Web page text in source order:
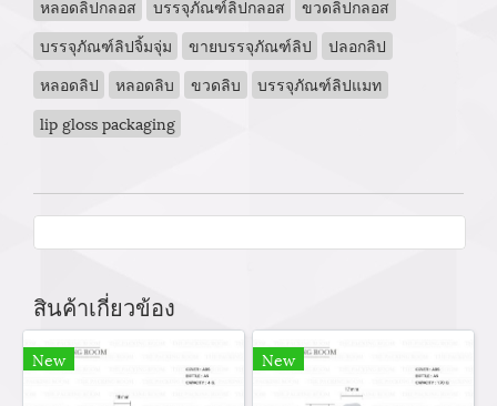
หลอดลิปกลอส บรรจุภัณฑ์ลิปกลอส
ขวดลิปกลอส
บรรจุภัณฑ์ลิปจิ้มจุ่ม
ขายบรรจุภัณฑ์ลิป
ปลอกลิป
หลอดลิป
หลอดลิบ ขวดลิบ
บรรจุภัณฑ์ลิปแมท
lip gloss packaging
สินค้าเกี่ยวข้อง
New New